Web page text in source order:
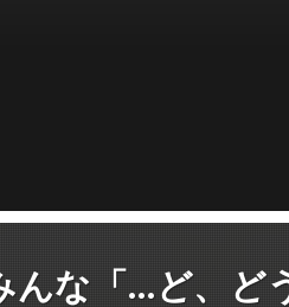
んな「…ど、ど